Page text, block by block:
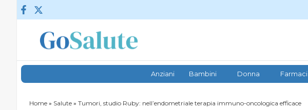
Vai al contenuto
Anziani Bambini Donna Farmaci
Home » Salute » Tumori, studio Ruby: nell’endometriale terapia immuno-oncologica efficace